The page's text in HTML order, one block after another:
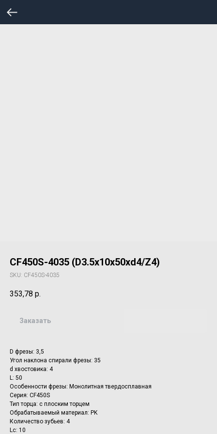
CF450S-4035 (D3.5x10x50xd4/Z4)
SKU: CF450S-4035
353,78 р.
Заказать
D фрезы: 3,5
Угол наклона спирали фрезы: 35
d хвостовика: 4
L: 50
Особенности фрезы: Монолитная твердосплавная
Серия: CF450S
Тип торца: с плоским торцем
Обрабатываемый материал: PK
Количество зубьев: 4
Lc: 10